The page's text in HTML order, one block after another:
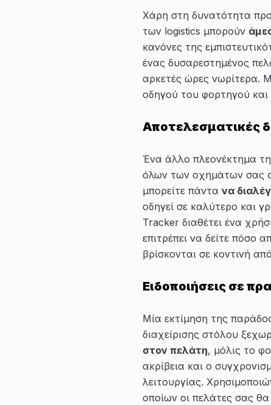
Χάρη στη δυνατότητα
των logistics μπορούν
κανόνες της
ένας δυσαρεστημένος
αρκετές ώρες νωρίτερα.
οδηγού του φορτηγού
Αποτελεσματικές
Ένα άλλο πλεονέκτημα
όλων των οχημάτων σας
μπορείτε πάντα να
οδηγεί σε καλύτερο και
Tracker διαθέτει ένα
επιτρέπει να δείτε πόσο
βρίσκονται σε κοντινή
Ειδοποιήσεις σε
Μία εκτίμηση της
διαχείρισης στόλου
στον πελάτη, μόλις το
ακρίβεια και ο
λειτουργίας.
οποίων οι πελάτες σας